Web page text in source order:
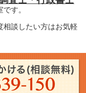
す。
相談したい方はお気軽